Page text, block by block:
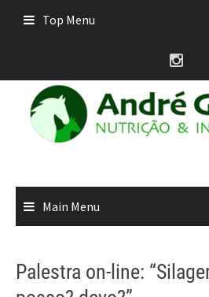
Top Menu
Main Menu
Palestra on-line: